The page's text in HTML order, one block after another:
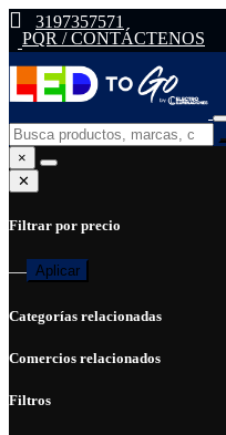
3197357571
PQR / CONTÁCTENOS
×
✕
Filtrar por precio
— Aplicar
Categorías relacionadas
Comercios relacionados
Filtros